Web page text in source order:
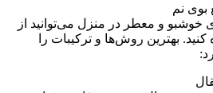
بوی نم
خوشبو و معطر در منزل می‌توانید از
بهترین روش‌ها و ترکیبات را